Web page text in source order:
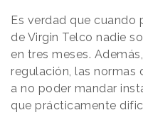
Es verdad que
de Virgin Telco nadie
en tres meses.
regulación, las normas
a no poder mandar
que prácticamente